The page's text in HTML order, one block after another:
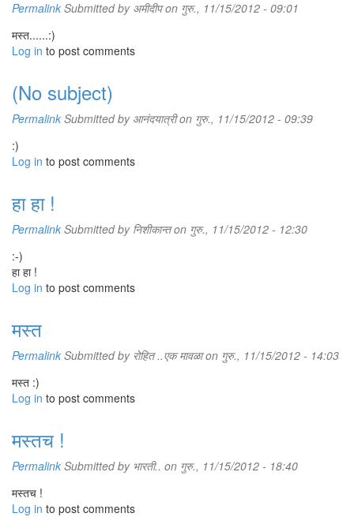
Permalink Submitted by अमीदीपon गुरु., 11/15/2012 - 09:01
मस्त......:)
Log in to post comments
(No subject)
Permalink Submitted by आनंदयात्रीon गुरु., 11/15/2012 - 09:39
:)
Log in to post comments
हा हा !
Permalink Submitted by निशीकान्तon गुरु., 11/15/2012 - 12:30
:-)
हा हा !
Log in to post comments
मस्त
Permalink Submitted by रोहित ..एक मावळाon गुरु., 11/15/2012 - 14:03
मस्त :)
Log in to post comments
मस्तच !
Permalink Submitted by भारती.. on गुरु., 11/15/2012 - 18:40
मस्तच !
Log in to post comments